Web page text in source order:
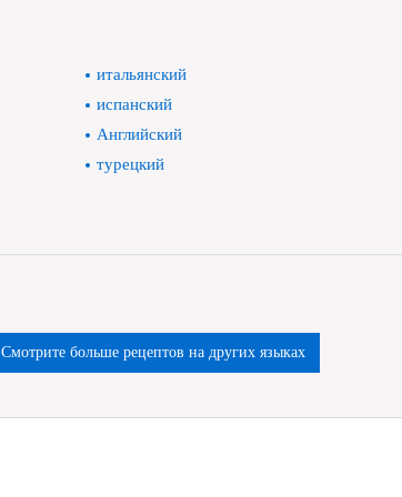
итальянский
испанский
Английский
турецкий
Смотрите больше рецептов на других языках